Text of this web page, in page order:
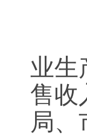
（
业生
售收
局